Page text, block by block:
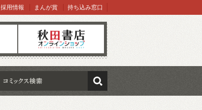
オンラインショップ
採用情報 まんが賞 持ち込み窓口
検索